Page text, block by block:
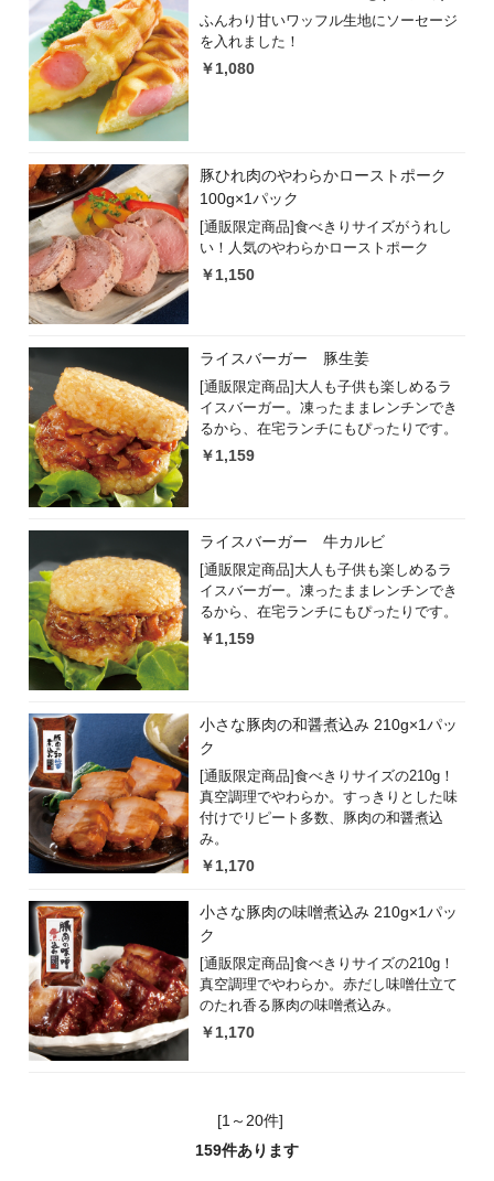
ふんわり甘いワッフル生地にソーセージ
を入れました！
￥1,080
豚ひれ肉のやわらかローストポーク
100g×1パック
[通販限定商品]食べきりサイズがうれし
い！人気のやわらかローストポーク
￥1,150
ライスバーガー 豚生姜
[通販限定商品]大人も子供も楽しめるラ
イスバーガー。凍ったままレンチンでき
るから、在宅ランチにもぴったりです。
￥1,159
ライスバーガー 牛カルビ
[通販限定商品]大人も子供も楽しめるラ
イスバーガー。凍ったままレンチンでき
るから、在宅ランチにもぴったりです。
￥1,159
小さな豚肉の和醤煮込み 210g×1パッ
ク
[通販限定商品]食べきりサイズの210g！
真空調理でやわらか。すっきりとした味
付けでリピート多数、豚肉の和醤煮込
み。
￥1,170
小さな豚肉の味噌煮込み 210g×1パッ
ク
[通販限定商品]食べきりサイズの210g！
真空調理でやわらか。赤だし味噌仕立て
のたれ香る豚肉の味噌煮込み。
￥1,170
[1～20件]
159件あります